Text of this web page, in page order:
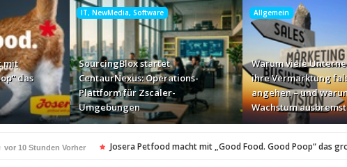
mit
das
IT, NewMedia, Software
SourcingBlox startet
CentaurNexus: Operations-
Plattform für Zscaler-
Umgebungen
Allgemein
Warum viele
ihre Vermarktung
angehen – und
Wachstum ausbremst
vor 10 Stunden Vorher Josera Petfood macht mit „Good Food. Good Poop“ das